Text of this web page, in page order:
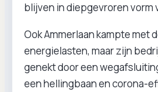
blijven in diepgevroren vorm
Ook Ammerlaan kampte met
energielasten, maar zijn
genekt door een
een hellingbaan en corona-